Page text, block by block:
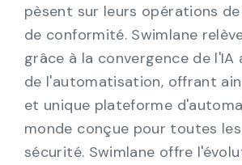
pèsent sur leurs opérations
de conformité. Swimlane
grâce à la convergence de l'IA
de l'automatisation, offrant
et unique plateforme
monde conçue pour toutes
sécurité. Swimlane offre